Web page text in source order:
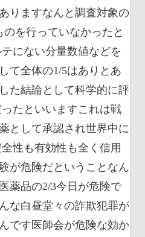
りますなんと調査対象の
を行っていなかったと
にない分量数値などを
て全体の1/5はありとあ
た結論として科学的に評
たといいますこれは戦
として承認され世界中に
性も有効性も全く信用
が危険だということなん
薬品の2/3今日が危険で
な白昼堂々の詐欺犯罪が
です医師会が危険な効か